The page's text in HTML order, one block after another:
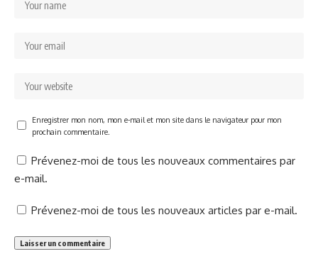
Enregistrer mon nom, mon e-mail et mon site dans le navigateur pour mon
prochain commentaire.
Prévenez-moi de tous les nouveaux commentaires par
e-mail.
Prévenez-moi de tous les nouveaux articles par e-mail.